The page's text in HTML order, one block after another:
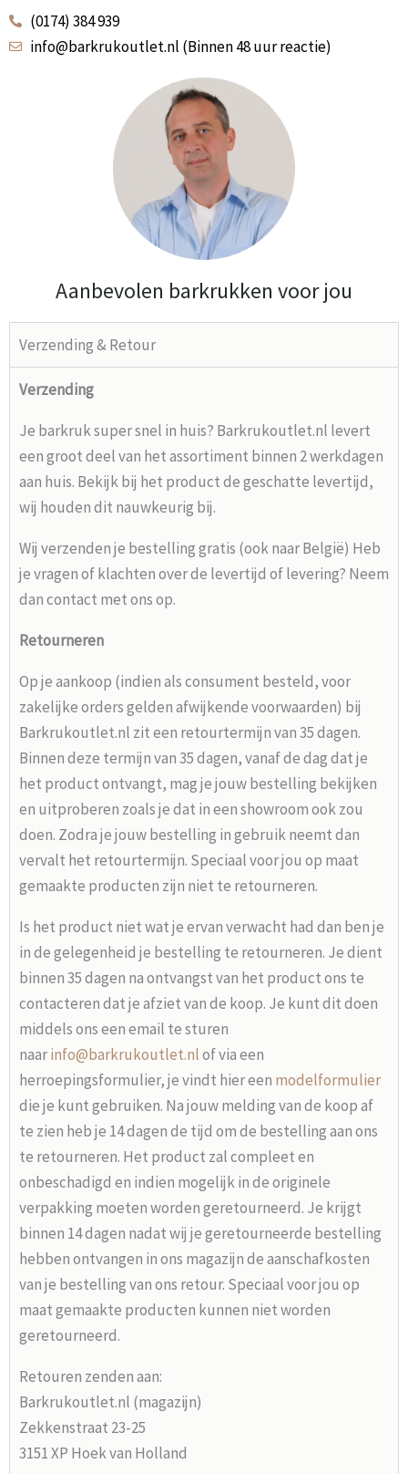
(0174) 384 939
info@barkrukoutlet.nl (Binnen 48 uur reactie)
Aanbevolen barkrukken voor jou
Verzending & Retour
Verzending
Je barkruk super snel in huis? Barkrukoutlet.nl levert
een groot deel van het assortiment binnen 2 werkdagen
aan huis. Bekijk bij het product de geschatte levertijd,
wij houden dit nauwkeurig bij.
Wij verzenden je bestelling gratis (ook naar België) Heb
je vragen of klachten over de levertijd of levering? Neem
dan contact met ons op.
Retourneren
Op je aankoop (indien als consument besteld, voor
zakelijke orders gelden afwijkende voorwaarden) bij
Barkrukoutlet.nl zit een retourtermijn van 35 dagen.
Binnen deze termijn van 35 dagen, vanaf de dag dat je
het product ontvangt, mag je jouw bestelling bekijken
en uitproberen zoals je dat in een showroom ook zou
doen. Zodra je jouw bestelling in gebruik neemt dan
vervalt het retourtermijn. Speciaal voor jou op maat
gemaakte producten zijn niet te retourneren.
Is het product niet wat je ervan verwacht had dan ben je
in de gelegenheid je bestelling te retourneren. Je dient
binnen 35 dagen na ontvangst van het product ons te
contacteren dat je afziet van de koop. Je kunt dit doen
middels ons een email te sturen
naarinfo@barkrukoutlet.nlof via een
herroepingsformulier, je vindt hier een modelformulier
die je kunt gebruiken. Na jouw melding van de koop af
te zien heb je 14 dagen de tijd om de bestelling aan ons
te retourneren. Het product zal compleet en
onbeschadigd en indien mogelijk in de originele
verpakking moeten worden geretourneerd. Je krijgt
binnen 14 dagen nadat wij je geretourneerde bestelling
hebben ontvangen in ons magazijn de aanschafkosten
van je bestelling van ons retour. Speciaal voor jou op
maat gemaakte producten kunnen niet worden
geretourneerd.
Retouren zenden aan:
Barkrukoutlet.nl (magazijn)
Zekkenstraat 23-25
3151 XP Hoek van Holland